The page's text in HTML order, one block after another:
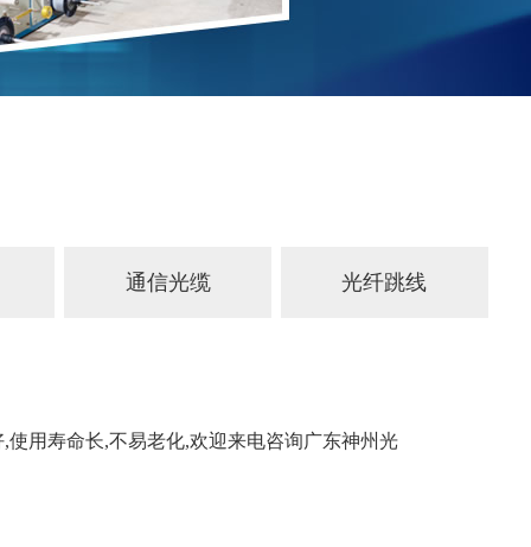
通信光缆 光纤跳线
用寿命长,不易老化,欢迎来电咨询广东神州光